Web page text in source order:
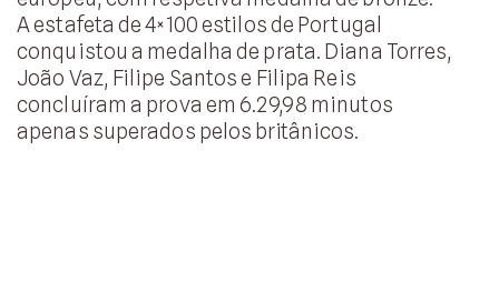
A estafeta de 4×100 estilos de Portugal
conquistou a medalha de prata. Diana Torres,
João Vaz, Filipe Santos e Filipa Reis
concluíram a prova em 6.29,98 minutos
apenas superados pelos britânicos.